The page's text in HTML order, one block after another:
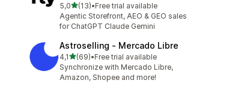
5,05 yıldız üzerinden
(13)
toplam 13 değerlendirme
•Free trial available
Agentic Storefront, AEO & GEO sales
for ChatGPT Claude Gemini
Astroselling ‑ Mercado Libre
4,15 yıldız üzerinden
(69)
toplam 69 değerlendirme
•Free trial available
Synchronize with Mercado Libre,
Amazon, Shopee and more!